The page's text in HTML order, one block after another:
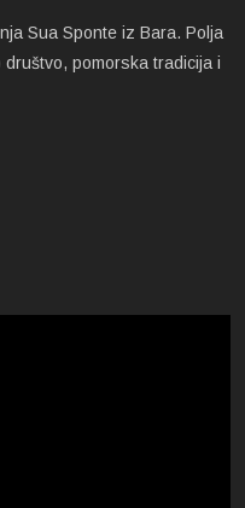
Sua Sponte iz Bara. Polja
pomorska tradicija i